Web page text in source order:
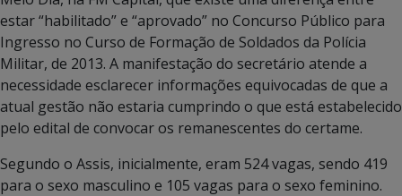
estar “habilitado” e “aprovado” no Concurso Público para
Ingresso no Curso de Formação de Soldados da Polícia
Militar, de 2013. A manifestação do secretário atende a
necessidade esclarecer informações equivocadas de que a
atual gestão não estaria cumprindo o que está estabelecido
pelo edital de convocar os remanescentes do certame.
Segundo o Assis, inicialmente, eram 524 vagas, sendo 419
para o sexo masculino e 105 vagas para o sexo feminino.